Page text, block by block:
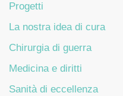
Progetti
La nostra idea di cura
Chirurgia di guerra
Medicina e diritti
Sanità di eccellenza